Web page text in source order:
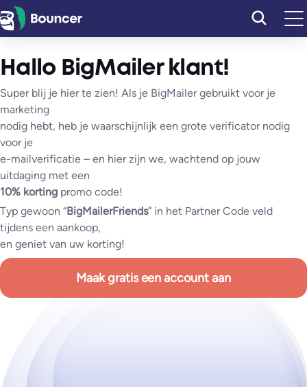
Ga
naar
inhoud
Hallo BigMailer klant!
Super blij je hier te zien! Als je BigMailer gebruikt voor je
marketing
nodig hebt, heb je waarschijnlijk een grote verificator nodig
voor je
e-mailverificatie – en hier zijn we, wachtend op jouw
uitdaging met een
10% korting promo code!
Typ gewoon “BigMailerFriends” in het Partner Code veld
tijdens een aankoop,
en geniet van uw korting!
Maak gratis een account aan